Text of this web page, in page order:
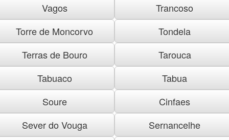
Vagos
Trancoso
Torre de Moncorvo
Tondela
Terras de Bouro
Tarouca
Tabuaco
Tabua
Soure
Cinfaes
Sever do Vouga
Sernancelhe